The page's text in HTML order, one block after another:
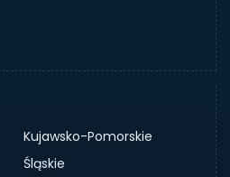
Kujawsko-Pomorskie
Śląskie